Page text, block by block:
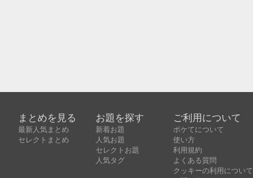
まとめを見る
最新人気まとめ
セレクトまとめ
お題を探す
新着お題
人気お題
セレクトお題
人気タグ
ご利用について
ボケてについて
使い方
利用規約
よくある質問
クッキーの利用について